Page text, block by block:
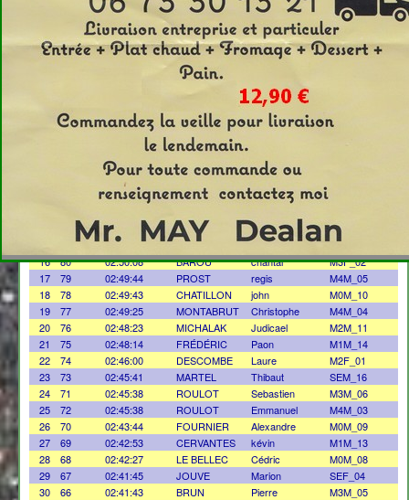
03:43:53 FOURNIER Pascale
M5F_02
03:18:21 CHAPELON Chrystel
M4F_01
3
93 03:17:32 FERLAY annie
M2F_02
DIGONNET
FAYOLLE
DEVILLE Jérôme
89 03:10:31 TOUREL Charline
M0F_02
88 03:08:43 BOURLET Thomas
M4M_06
DELMAS
02:57:37 DELMOURE eliott
02:56:39 DUBOIS cyrille
02:53:28 BEAUD Romain
02:51:23 BLANCHARD Steve
M2M_13
02:50:24 GALLET Gregory
M2M_12
16
80 02:50:08 BAROU chantal
M3F_02
17
79 02:49:44 PROST regis
M4M_05
18
78 02:49:43 CHATILLON john
M0M_10
19
77 02:49:25 MONTABRUT Christophe
M4M_04
20
76 02:48:23 MICHALAK Judicael
M2M_11
21
75 02:48:14 FRÉDÉRIC Paon
M1M_14
22
74 02:46:00 DESCOMBE Laure
M2F_01
23
73 02:45:41 MARTEL Thibaut
SEM_16
24
71 02:45:38 ROULOT Sebastien
M3M_06
25
72 02:45:38 ROULOT Emmanuel
M4M_03
26
70 02:43:44 FOURNIER Alexandre
M0M_09
27
69 02:42:53 CERVANTES kévin
M1M_13
28
68 02:42:27 LE BELLEC Cédric
M0M_08
29
67 02:41:45 JOUVE Marion
SEF_04
30
66 02:41:43 BRUN Pierre
M3M_05